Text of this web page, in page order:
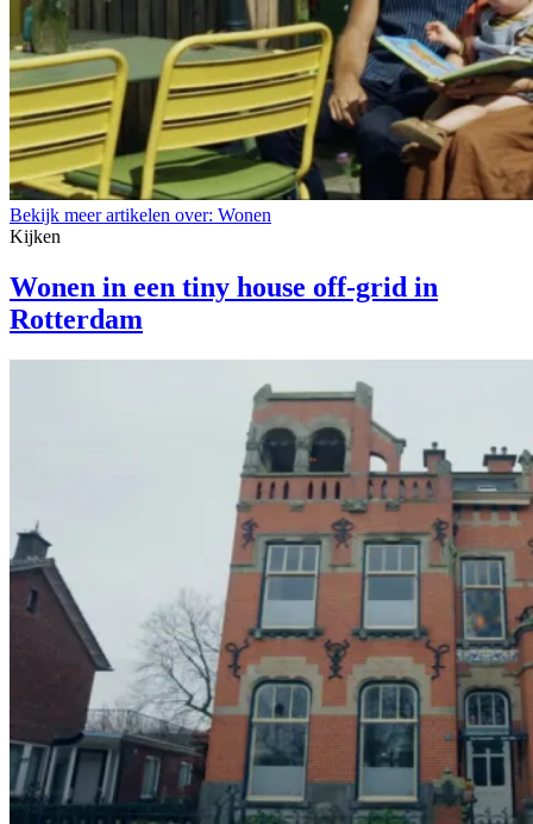
Bekijk meer artikelen over: Wonen
Kijken
Wonen in een tiny house off-grid in
Rotterdam